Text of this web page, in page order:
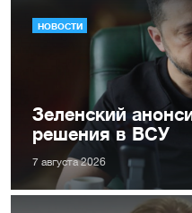
НОВОСТИ
Зеленский
решения в ВСУ
7 августа 2026